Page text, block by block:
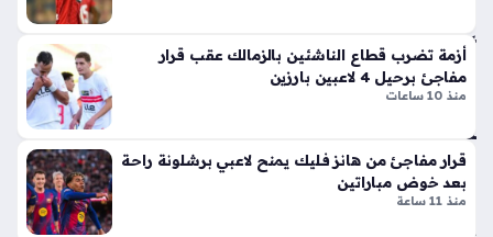
دي
دة
ذا
ت
ني
شر
يرا
ت
جذ
ري
ة
في
م
سي
أزمة تضرب قطاع الناشئين بالزمالك عقب قرار
مفاجئ برحيل 4 لاعبين بارزين
منذ 10 ساعات
قرار مفاجئ من هانز فليك يمنح لاعبي برشلونة راحة
بعد خوض مباراتين
منذ 11 ساعة